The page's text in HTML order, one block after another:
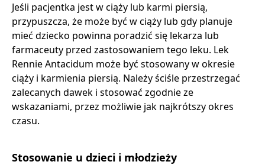
Jeśli pacjentka jest w ciąży lub karmi piersią,
przypuszcza, że może być w ciąży lub gdy planuje
mieć dziecko powinna poradzić się lekarza lub
farmaceuty przed zastosowaniem tego leku. Lek
Rennie Antacidum może być stosowany w okresie
ciąży i karmienia piersią. Należy ściśle przestrzegać
zalecanych dawek i stosować zgodnie ze
wskazaniami, przez możliwie jak najkrótszy okres
czasu.
Stosowanie u dzieci i młodzieży